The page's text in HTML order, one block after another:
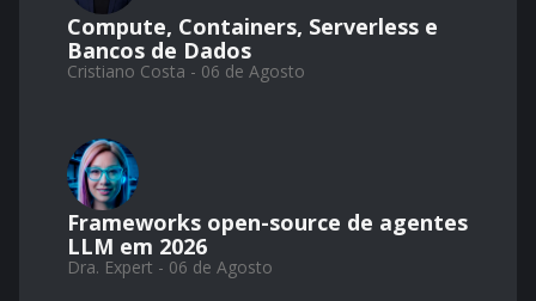
Compute, Containers, Serverless e
Bancos de Dados
Cristiano Costa - 06 de Agosto
Frameworks open-source de agentes
LLM em 2026
Dra. Expert - 06 de Agosto